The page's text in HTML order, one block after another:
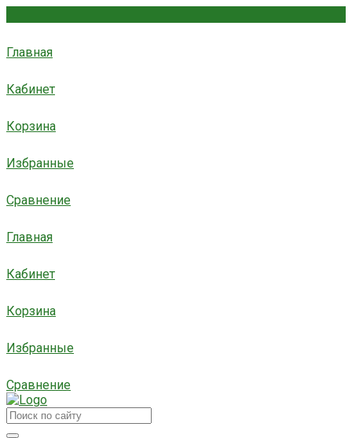
Главная
Кабинет
Корзина
Избранные
Сравнение
Главная
Кабинет
Корзина
Избранные
Сравнение